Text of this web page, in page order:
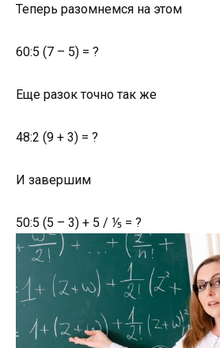
Теперь разомнемся на этом
60:5 (7 – 5) = ?
Еще разок точно так же
48:2 (9 + 3) = ?
И завершим
50:5 (5 – 3) + 5 / ⅕ = ?